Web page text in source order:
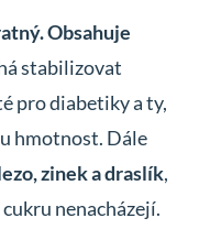
Obsahuje
stabilizovat
pro diabetiky a ty,
hmotnost. Dále
zinek a draslík,
nenacházejí.